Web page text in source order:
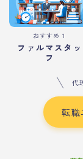
おすすめ１
ファルマスタッ
フ
代
転職